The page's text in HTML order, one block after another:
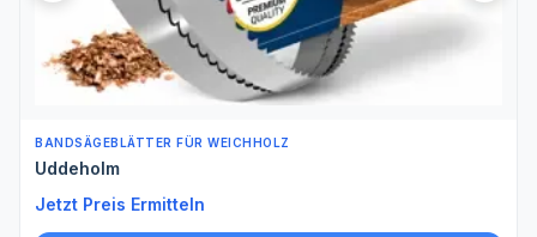
BANDSÄGEBLÄTTER FÜR WEICHHOLZ
Uddeholm
Jetzt Preis Ermitteln